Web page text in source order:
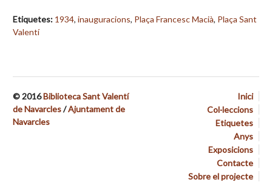
Etiquetes: 1934, inauguracions, Plaça Francesc Macià, Plaça Sant
Valentí
Inici
Col·leccions
Etiquetes
Anys
Exposicions
Contacte
Sobre el projecte
© 2016Biblioteca Sant Valentí
de Navarcles/Ajuntament de
Navarcles